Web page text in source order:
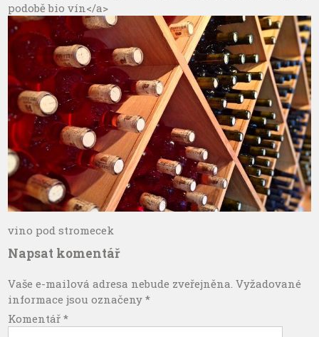
podobě bio vín</a>
vino pod stromecek
Napsat komentář
Vaše e-mailová adresa nebude zveřejněna. Vyžadované
informace jsou označeny*
Komentář*